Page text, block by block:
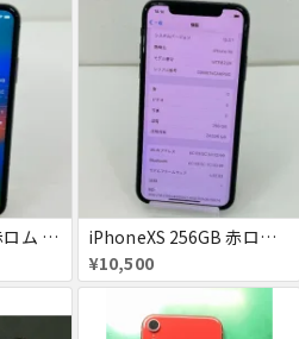
iPhoneX 256GB 赤ロム au ジャンク スペースグレイ A1902 送料無料
iPhoneXS 256GB 赤ロム 超美品 SoftBank ジャンク スペースグレイ MTE02J/A 送料無料
¥10,500